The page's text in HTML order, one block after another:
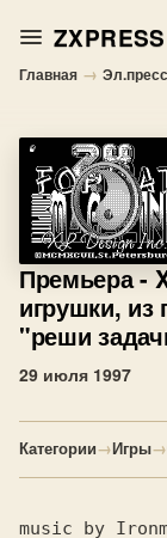
ZXPRESS
Главная →
Премьера-
игрушки, из
"реши
29 июля 1997
Категории→Игры→
music by